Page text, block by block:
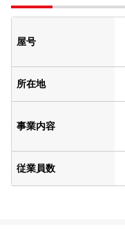
屋号
所在地
事業内容
従業員数